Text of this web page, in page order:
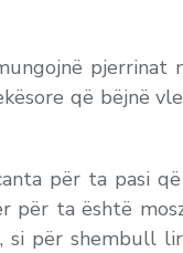
pjerrinat
që bëjnë
për ta pasi
për ta është
si për shembull